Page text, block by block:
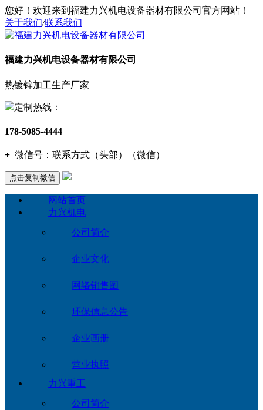
您好！欢迎来到福建力兴机电设备器材有限公司官方网站！
关于我们/联系我们
福建力兴机电设备器材有限公司
热镀锌加工生产厂家
定制热线：
178-5085-4444
+ 微信号： 联系方式（头部）（微信）
点击复制微信
网站首页
力兴机电
公司简介
企业文化
网络销售图
环保信息公告
企业画册
营业执照
力兴重工
公司简介